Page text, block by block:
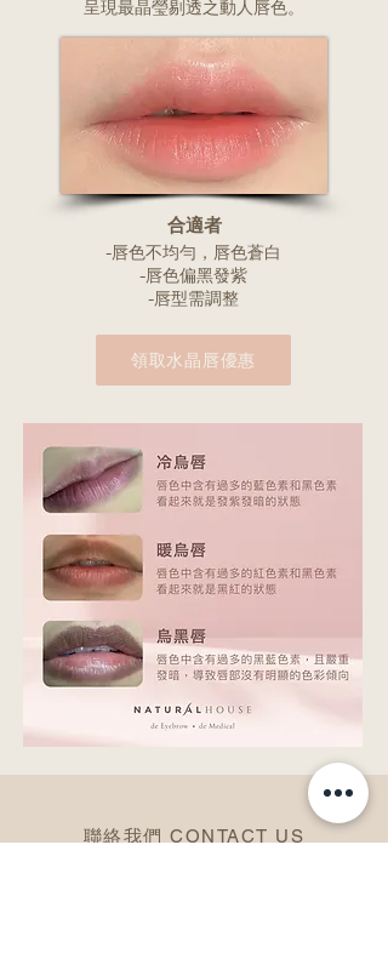
呈現最晶瑩剔透之動人唇色。
​合適者
-唇色不均勻，唇色蒼白
-唇色偏黑發紫
-唇型需調整
領取水晶唇優惠
聯絡我們 CONTACT US